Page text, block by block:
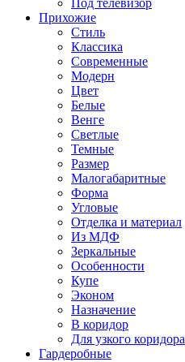
Под телевизор
Прихожие
Стиль
Классика
Современные
Модерн
Цвет
Белые
Венге
Светлые
Темные
Размер
Малогабаритные
Форма
Угловые
Отделка и материал
Из МДФ
Зеркальные
Особенности
Купе
Эконом
Назначение
В коридор
Для узкого коридора
Гардеробные